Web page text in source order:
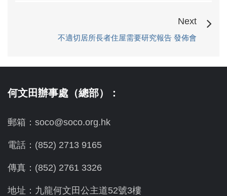
Next
不適切居所長者住屋需要研究報告 發佈會
何文田辦事處（總部）：
郵箱：soco@soco.org.hk
電話：(852) 2713 9165
傳真：(852) 2761 3326
地址：九龍何文田公主道52號3樓